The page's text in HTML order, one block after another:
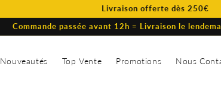
Livraison offerte dès 250€
Commande passée avant 12h = Livraison le
Nouveautés Top Vente Promotions Nous